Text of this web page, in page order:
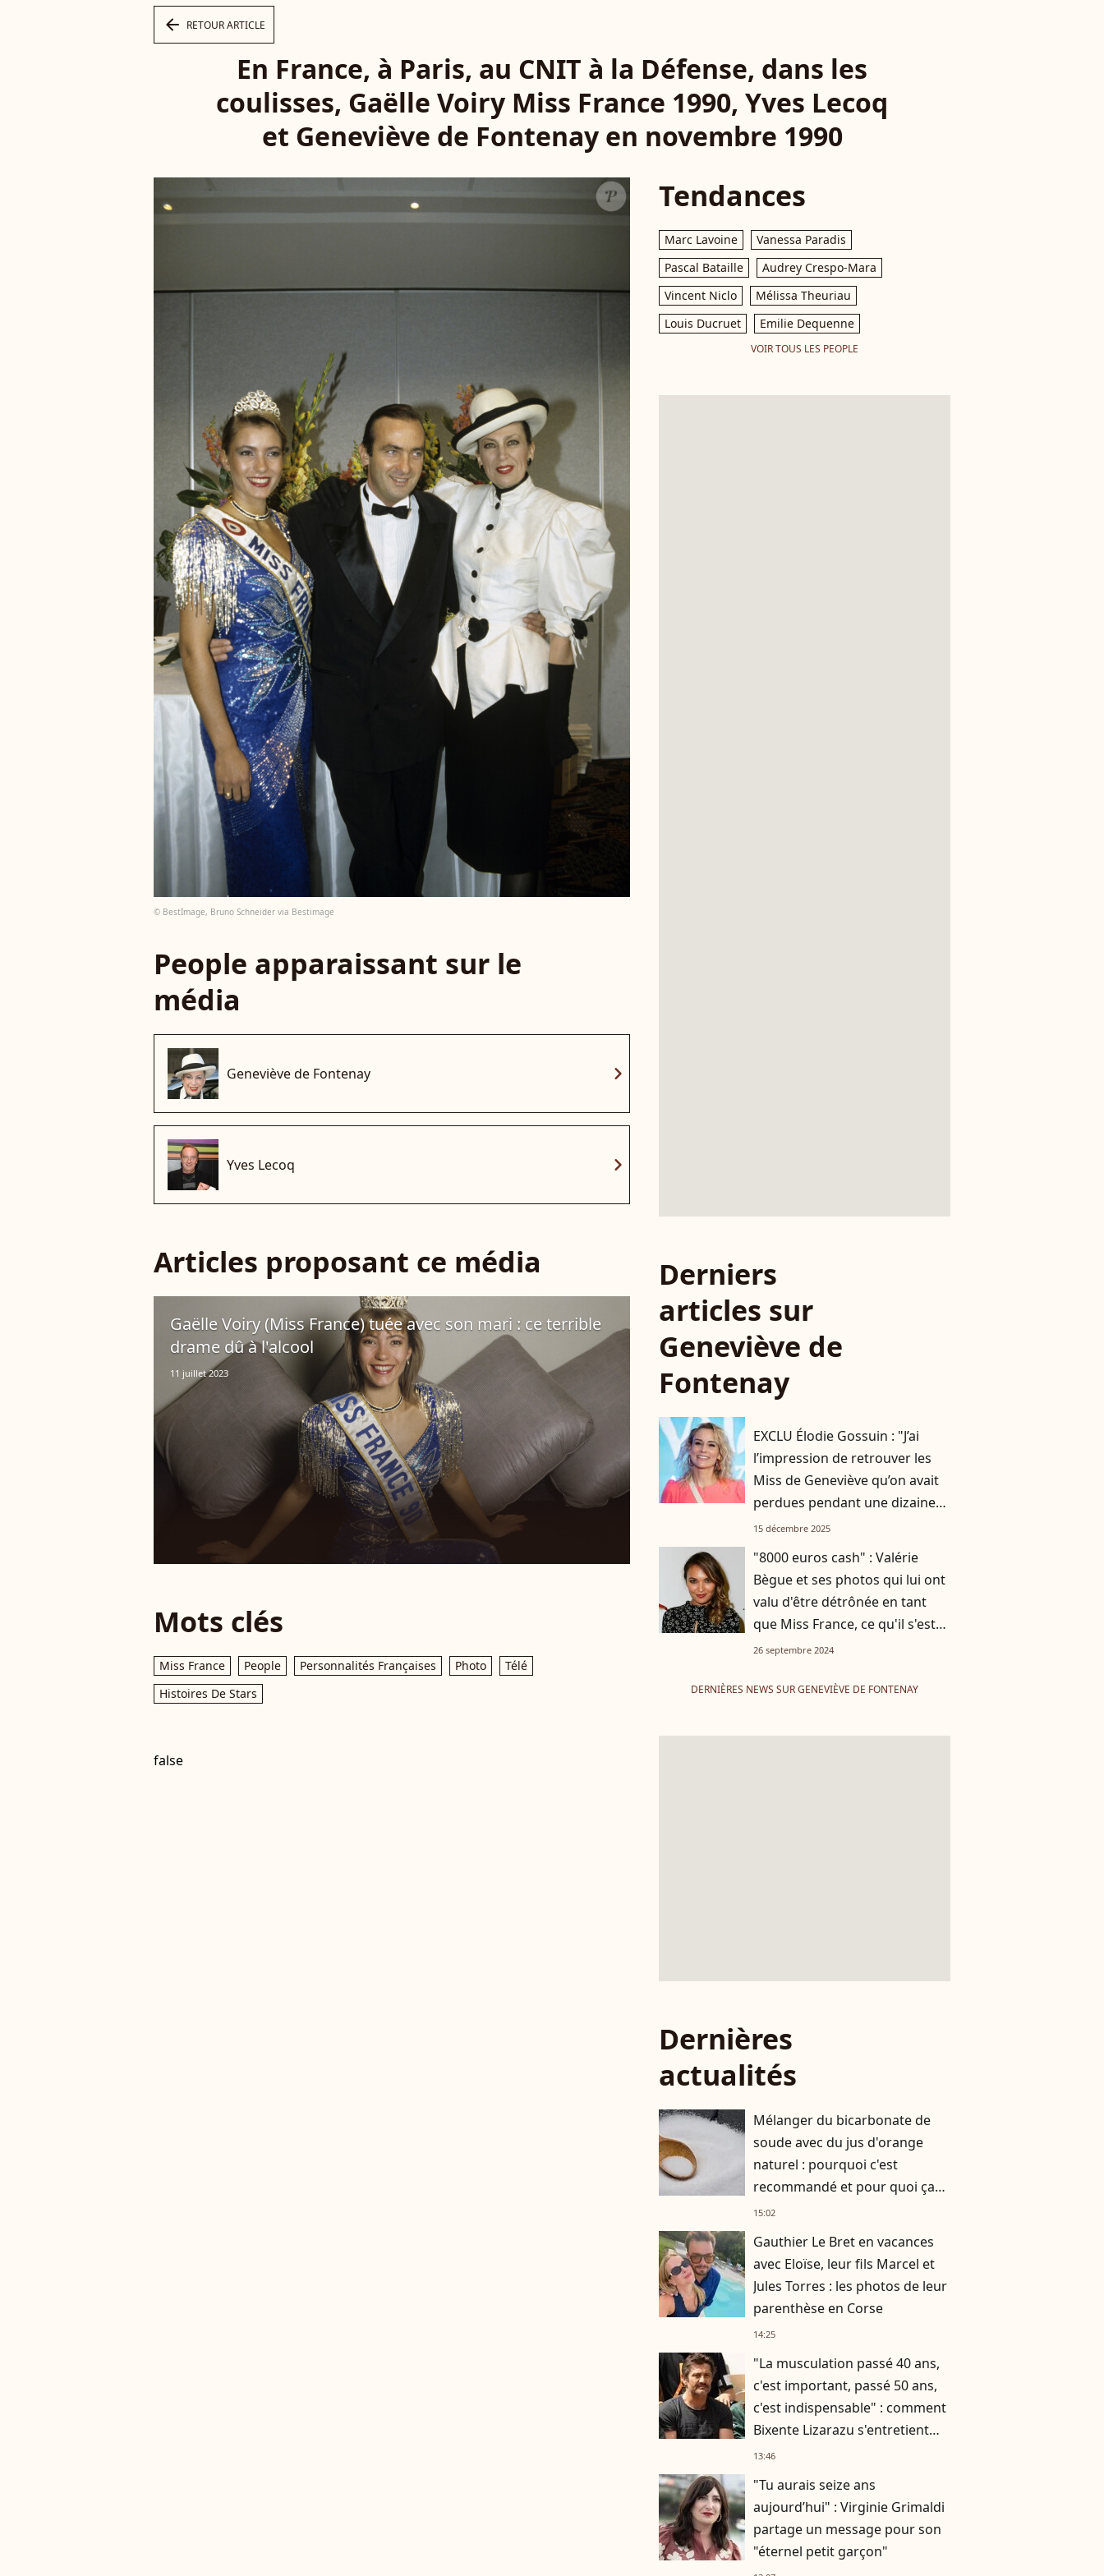
arrow_left RETOUR ARTICLE
En France, à Paris, au CNIT à la Défense, dans les
coulisses, Gaëlle Voiry Miss France 1990, Yves Lecoq
et Geneviève de Fontenay en novembre 1990
© BestImage, Bruno Schneider via Bestimage
People apparaissant sur le
média
Geneviève de Fontenay chevron_right
Yves Lecoq chevron_right
Articles proposant ce média
Gaëlle Voiry (Miss France) tuée avec son mari : ce terrible
drame dû à l'alcool
11 juillet 2023
Mots clés
Miss France People Personnalités Françaises Photo
Télé
Histoires De Stars
false
Tendances
Marc Lavoine
Vanessa Paradis
Pascal Bataille
Audrey Crespo-Mara
Vincent Niclo
Mélissa Theuriau
Louis Ducruet
Emilie Dequenne
VOIR TOUS LES PEOPLE
Derniers
articles sur
Geneviève de
Fontenay
EXCLU Élodie Gossuin : "J’ai
l’impression de retrouver les
Miss de Geneviève qu’on avait
perdues pendant une dizaine
d’années"
15 décembre 2025
"8000 euros cash" : Valérie
Bègue et ses photos qui lui ont
valu d'être détrônée en tant
que Miss France, ce qu'il s'est
vraiment passé
26 septembre 2024
DERNIÈRES NEWS SUR GENEVIÈVE DE FONTENAY
Dernières
actualités
Mélanger du bicarbonate de
soude avec du jus d'orange
naturel : pourquoi c'est
recommandé et pour quoi ça
fonctionne ?
15:02
Gauthier Le Bret en vacances
avec Eloïse, leur fils Marcel et
Jules Torres : les photos de leur
parenthèse en Corse
14:25
"La musculation passé 40 ans,
c'est important, passé 50 ans,
c'est indispensable" : comment
Bixente Lizarazu s'entretient
assidûment pour rester musclé
13:46
"Tu aurais seize ans
aujourd’hui" : Virginie Grimaldi
partage un message pour son
"éternel petit garçon"